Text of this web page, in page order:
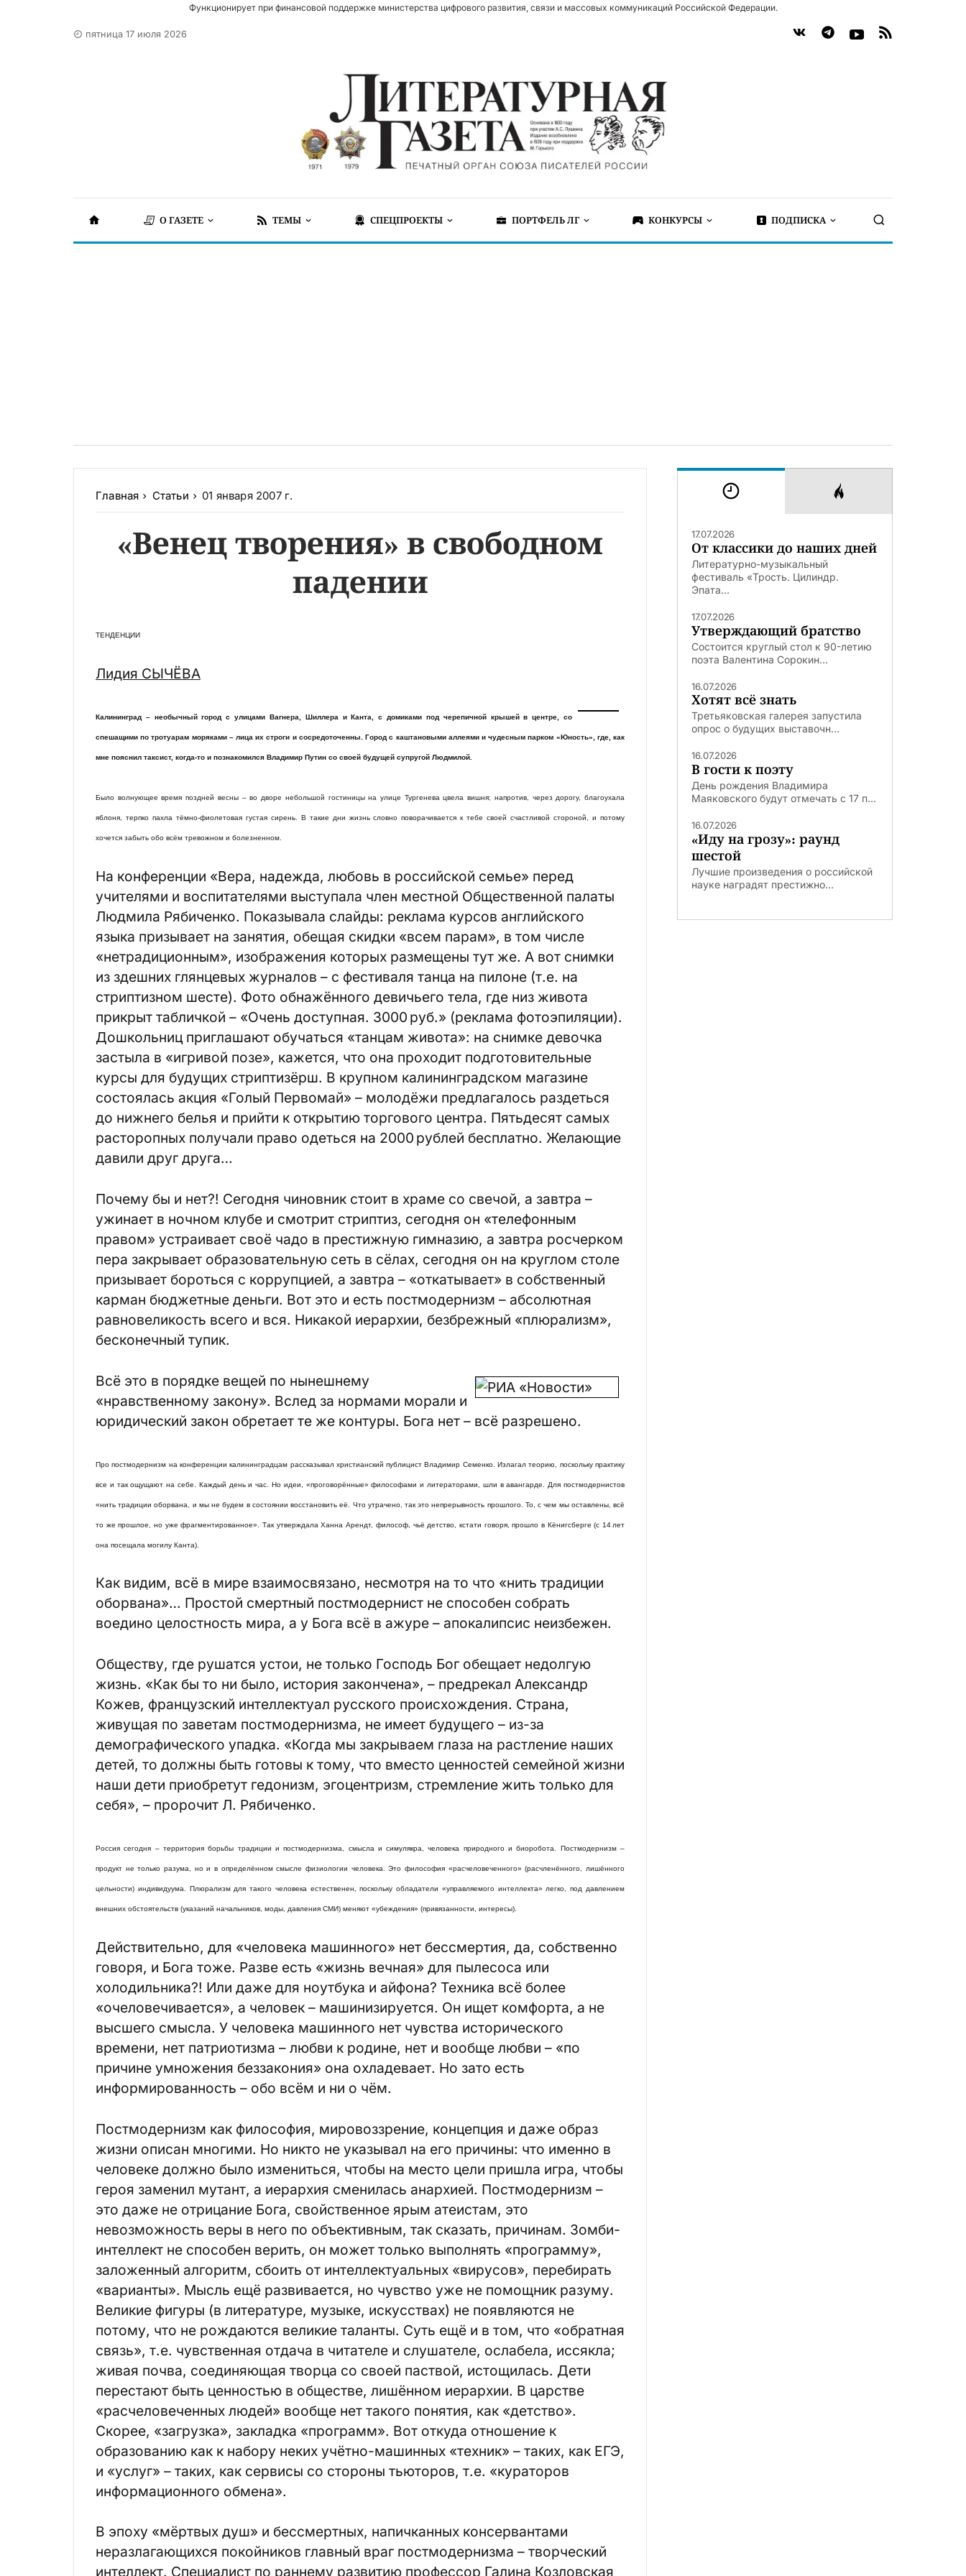
Функционирует при финансовой поддержке министерства цифрового развития, связи и массовых коммуникаций Российской Федерации.
пятница 17 июля 2026
О ГАЗЕТЕ ТЕМЫ СПЕЦПРОЕКТЫ ПОРТФЕЛЬ ЛГ КОНКУРСЫ ПОДПИСКА
Главная Статьи 01 января 2007 г.
«Венец творения» в свободном
падении
ТЕНДЕНЦИИ
Лидия СЫЧЁВА
Калининград – необычный город с улицами Вагнера, Шиллера и Канта, с домиками под черепичной крышей в центре, со
спешащими по тротуарам моряками – лица их строги и сосредоточенны. Город с каштановыми аллеями и чудесным парком «Юность», где, как
мне пояснил таксист, когда-то и познакомился Владимир Путин со своей будущей супругой Людмилой.
Было волнующее время поздней весны – во дворе небольшой гостиницы на улице Тургенева цвела вишня; напротив, через дорогу, благоухала
яблоня, терпко пахла тёмно-фиолетовая густая сирень. В такие дни жизнь словно поворачивается к тебе своей счастливой стороной, и потому
хочется забыть обо всём тревожном и болезненном.
На конференции «Вера, надежда, любовь в российской семье» перед
учителями и воспитателями выступала член местной Общественной палаты
Людмила Рябиченко. Показывала слайды: реклама курсов английского
языка призывает на занятия, обещая скидки «всем парам», в том числе
«нетрадиционным», изображения которых размещены тут же. А вот снимки
из здешних глянцевых журналов – с фестиваля танца на пилоне (т.е. на
стриптизном шесте). Фото обнажённого девичьего тела, где низ живота
прикрыт табличкой – «Очень доступная. 3000 руб.» (реклама фотоэпиляции).
Дошкольниц приглашают обучаться «танцам живота»: на снимке девочка
застыла в «игривой позе», кажется, что она проходит подготовительные
курсы для будущих стриптизёрш. В крупном калининградском магазине
состоялась акция «Голый Первомай» – молодёжи предлагалось раздеться
до нижнего белья и прийти к открытию торгового центра. Пятьдесят самых
расторопных получали право одеться на 2000 рублей бесплатно. Желающие
давили друг друга…
Почему бы и нет?! Сегодня чиновник стоит в храме со свечой, а завтра –
ужинает в ночном клубе и смотрит стриптиз, сегодня он «телефонным
правом» устраивает своё чадо в престижную гимназию, а завтра росчерком
пера закрывает образовательную сеть в сёлах, сегодня он на круглом столе
призывает бороться с коррупцией, а завтра – «откатывает» в собственный
карман бюджетные деньги. Вот это и есть постмодернизм – абсолютная
равновеликость всего и вся. Никакой иерархии, безбрежный «плюрализм»,
бесконечный тупик.
Всё это в порядке вещей по нынешнему
«нравственному закону». Вслед за нормами морали и
юридический закон обретает те же контуры. Бога нет – всё разрешено.
Про постмодернизм на конференции калининградцам рассказывал христианский публицист Владимир Семенко. Излагал теорию, поскольку практику
все и так ощущают на себе. Каждый день и час. Но идеи, «проговорённые» философами и литераторами, шли в авангарде. Для постмодернистов
«нить традиции оборвана, и мы не будем в состоянии восстановить её. Что утрачено, так это непрерывность прошлого. То, с чем мы оставлены, всё
то же прошлое, но уже фрагментированное». Так утверждала Ханна Арендт, философ, чьё детство, кстати говоря, прошло в Кёнигсберге (с 14 лет
она посещала могилу Канта).
Как видим, всё в мире взаимосвязано, несмотря на то что «нить традиции
оборвана»… Простой смертный постмодернист не способен собрать
воедино целостность мира, а у Бога всё в ажуре – апокалипсис неизбежен.
Обществу, где рушатся устои, не только Господь Бог обещает недолгую
жизнь. «Как бы то ни было, история закончена», – предрекал Александр
Кожев, французский интеллектуал русского происхождения. Страна,
живущая по заветам постмодернизма, не имеет будущего – из-за
демографического упадка. «Когда мы закрываем глаза на растление наших
детей, то должны быть готовы к тому, что вместо ценностей семейной жизни
наши дети приобретут гедонизм, эгоцентризм, стремление жить только для
себя», – пророчит Л. Рябиченко.
Россия сегодня – территория борьбы традиции и постмодернизма, смысла и симулякра, человека природного и биоробота. Пост­модернизм –
продукт не только разума, но и в определённом смысле физиологии человека. Это философия «расчеловеченного» (расчленённого, лишённого
цельности) индивидуума. Плюрализм для такого человека естественен, поскольку обладатели «управляемого интеллекта» легко, под давлением
внешних обстоятельств (указаний начальников, моды, давления СМИ) меняют «убеждения» (привязанности, интересы).
Действительно, для «человека машинного» нет бессмертия, да, собственно
говоря, и Бога тоже. Разве есть «жизнь вечная» для пылесоса или
холодильника?! Или даже для ноутбука и айфона? Техника всё более
«очеловечивается», а человек – машинизируется. Он ищет комфорта, а не
высшего смысла. У человека машинного нет чувства исторического
времени, нет патриотизма – любви к родине, нет и вообще любви – «по
причине умножения беззакония» она охладевает. Но зато есть
информированность – обо всём и ни о чём.
Постмодернизм как философия, мировоззрение, концепция и даже образ
жизни описан многими. Но никто не указывал на его причины: что именно в
человеке должно было измениться, чтобы на место цели пришла игра, чтобы
героя заменил мутант, а иерархия сменилась анархией. Постмодернизм –
это даже не отрицание Бога, свойственное ярым атеистам, это
невозможность веры в него по объективным, так сказать, причинам. Зомби-
интеллект не способен верить, он может только выполнять «программу»,
заложенный алгоритм, сбоить от интеллектуальных «вирусов», перебирать
«варианты». Мысль ещё развивается, но чувство уже не помощник разуму.
Великие фигуры (в литературе, музыке, искусствах) не появляются не
потому, что не рождаются великие таланты. Суть ещё и в том, что «обратная
связь», т.е. чувственная отдача в читателе и слушателе, ослабела, иссякла;
живая почва, соединяющая творца со своей паствой, истощилась. Дети
перестают быть ценностью в обществе, лишённом иерархии. В царстве
«расчеловеченных людей» вообще нет такого понятия, как «детство».
Скорее, «загрузка», закладка «программ». Вот откуда отношение к
образованию как к набору неких учётно-машинных «техник» – таких, как ЕГЭ,
и «услуг» – таких, как сервисы со стороны тьюторов, т.е. «кураторов
информационного обмена».
В эпоху «мёртвых душ» и бессмертных, напичканных консервантами
неразлагающихся покойников главный враг постмодернизма – творческий
интеллект. Специалист по раннему развитию профессор Галина Козловская
17.07.2026
От классики до наших дней
Литературно-музыкальный
фестиваль «Трость. Цилиндр.
Эпата...
17.07.2026
Утверждающий братство
Состоится круглый стол к 90-летию
поэта Валентина Сорокин...
16.07.2026
Хотят всё знать
Третьяковская галерея запустила
опрос о будущих выставочн...
16.07.2026
В гости к поэту
День рождения Владимира
Маяковского будут отмечать с 17 п...
16.07.2026
«Иду на грозу»: раунд
шестой
Лучшие произведения о российской
науке наградят престижно...